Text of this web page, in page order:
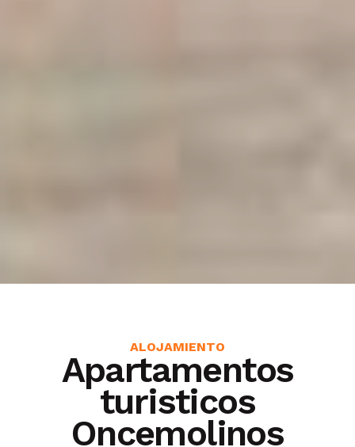
ALOJAMIENTO
Apartamentos
turisticos
Oncemolinos